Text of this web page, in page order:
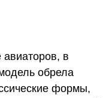
в
обрела
формы,